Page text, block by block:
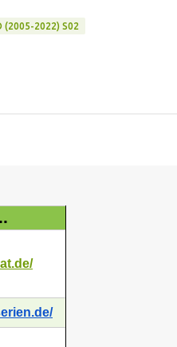
(2005-2022) S02